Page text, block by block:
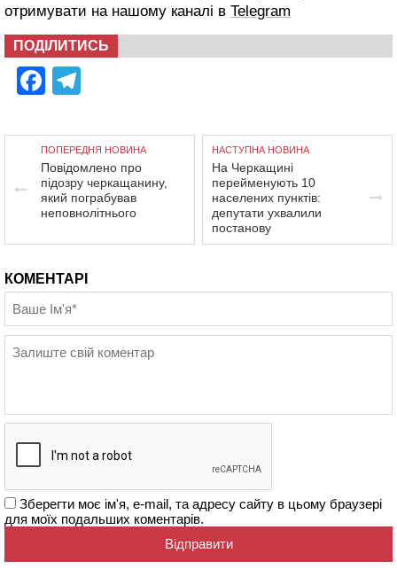
отримувати на нашому каналі в Telegram
ПОДІЛИТИСЬ
Facebook
ПОПЕРЕДНЯ НОВИНА
Повідомлено про
підозру черкащанину,
який пограбував
неповнолітнього
НАСТУПНА НОВИНА
На Черкащині
перейменують 10
населених пунктів:
депутати ухвалили
постанову
КОМЕНТАРІ
Зберегти моє ім'я, e-mail, та адресу сайту в цьому браузері
для моїх подальших коментарів.